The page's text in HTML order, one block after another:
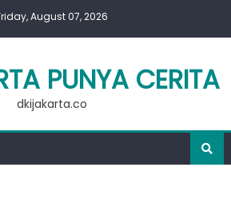
August 07, 2026
PUNYA CERITA
dkijakarta.co